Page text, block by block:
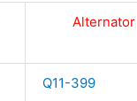
Alternator
Q11-399